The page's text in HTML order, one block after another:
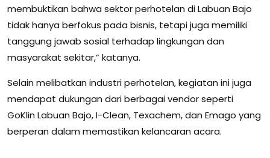
membuktikan bahwa sektor perhotelan di Labuan Bajo
tidak hanya berfokus pada bisnis, tetapi juga memiliki
tanggung jawab sosial terhadap lingkungan dan
masyarakat sekitar,” katanya.
Selain melibatkan industri perhotelan, kegiatan ini juga
mendapat dukungan dari berbagai vendor seperti
GoKlin Labuan Bajo, I-Clean, Texachem, dan Emago yang
berperan dalam memastikan kelancaran acara.